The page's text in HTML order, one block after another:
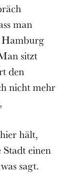
man
Hamburg
sitzt
den
nicht mehr
hält,
Stadt einen
sagt.